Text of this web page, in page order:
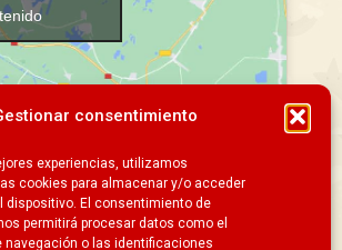
consentimiento
experiencias, utilizamos
cookies para almacenar y/o acceder
dispositivo. El consentimiento de
permitirá procesar datos como el
navegación o las identificaciones